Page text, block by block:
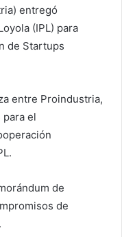
entregó
(IPL) para
de Startups
entre Proindustria,
para el
de
de